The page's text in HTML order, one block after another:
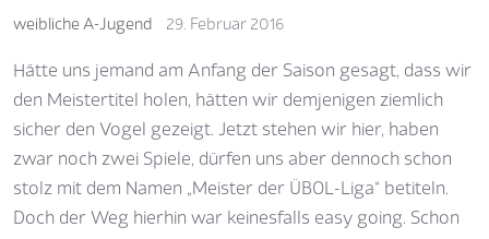
weibliche A-Jugend 29. Februar 2016
Hätte uns jemand am Anfang der Saison gesagt, dass wir
den Meistertitel holen, hätten wir demjenigen ziemlich
sicher den Vogel gezeigt. Jetzt stehen wir hier, haben
zwar noch zwei Spiele, dürfen uns aber dennoch schon
stolz mit dem Namen „Meister der ÜBOL-Liga“ betiteln.
Doch der Weg hierhin war keinesfalls easy going. Schon